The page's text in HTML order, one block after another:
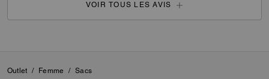
VOIR TOUS LES AVIS
Outlet / Femme / Sacs